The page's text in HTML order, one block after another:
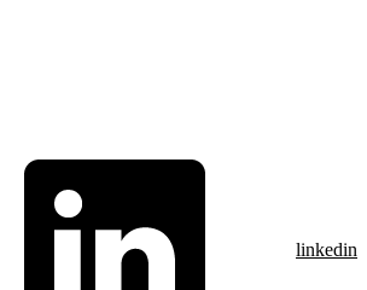
linkedin